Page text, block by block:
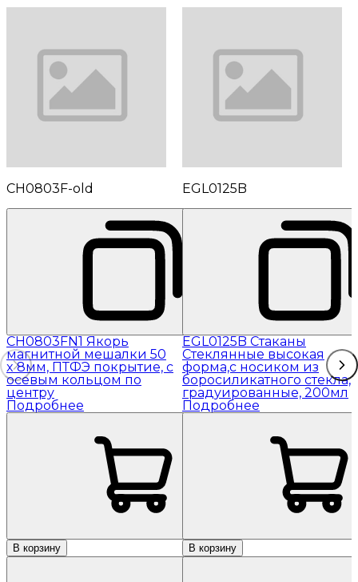
CH0803F-old
CH0803FN1 Якорь
магнитной мешалки 50
x 8мм, ПТФЭ покрытие, с
осевым кольцом по
центру
Подробнее
В корзину
EGL0125B
EGL0125B Стаканы
Стеклянные высокая
форма,с носиком из
боросиликатного стекла,
градуированные, 200мл
Подробнее
В корзину